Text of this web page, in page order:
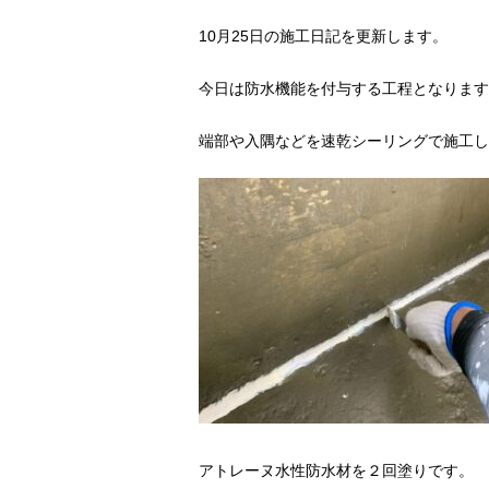
10月25日の施工日記を更新します。
今日は防水機能を付与する工程となりま
端部や入隅などを速乾シーリングで施工し
アトレーヌ水性防水材を２回塗りです。